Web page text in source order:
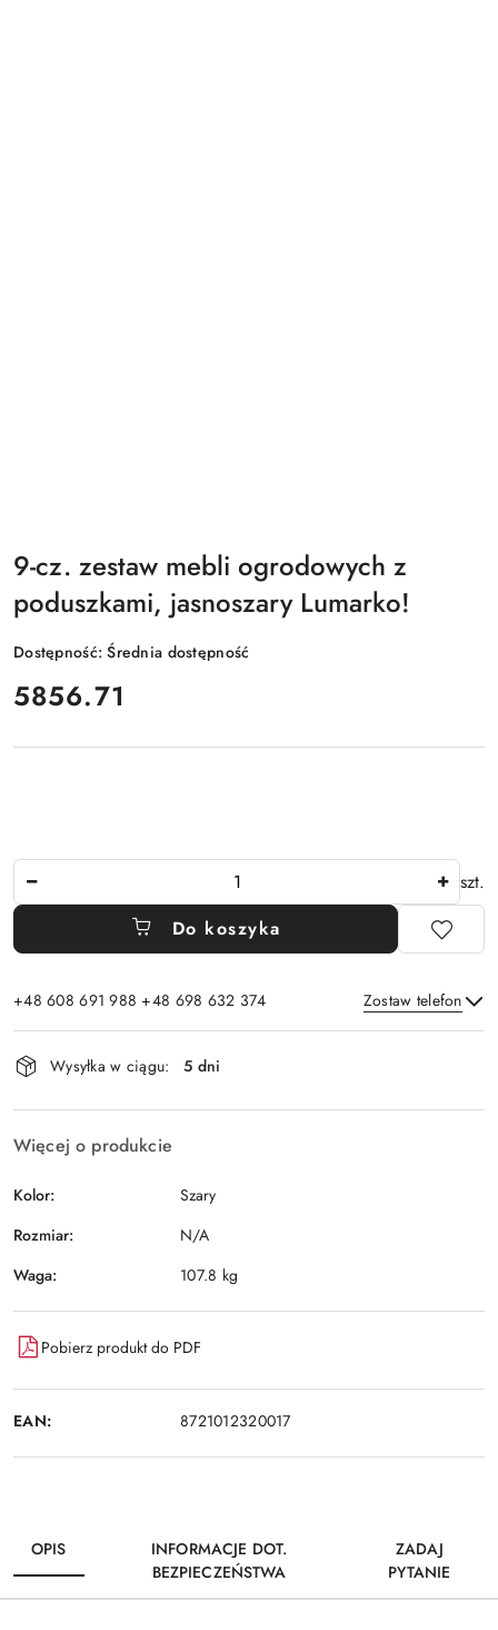
9-cz. zestaw mebli ogrodowych z
poduszkami, jasnoszary Lumarko!
Dostępność:Średnia dostępność
cena:
5856.71
szt.
Do koszyka
+48 608 691 988 +48 698 632 374 Zostaw telefon
Dostępność
i
dostawa
Wysyłka w ciągu: 5 dni
Więcej o produkcie
Kolor:
Szary
Rozmiar:
N/A
Waga:
107.8 kg
Pobierz produkt do PDF
EAN: 8721012320017
OPIS
INFORMACJE DOT.
BEZPIECZEŃSTWA
ZADAJ
PYTANIE